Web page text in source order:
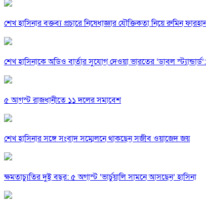
শেখ হাসিনার বক্তব্য প্রচারে নিষেধাজ্ঞার যৌক্তিকতা নিয়ে রুমিন
শেখ হাসিনাকে অডিও বার্তার সুযোগ দেওয়া ভারতের ‘ডাবল
৫ আগস্ট রাজধানীতে ১১ দলের সমাবেশ
শেখ হাসিনার সঙ্গে সংবাদ সম্মেলনে থাকছেন সজীব ওয়াজেদ জয়
ক্ষমতাচ্যুতির দুই বছর: ৫ অগাস্ট ‘ভার্চুয়ালি সামনে আসছেন’ হাসিনা